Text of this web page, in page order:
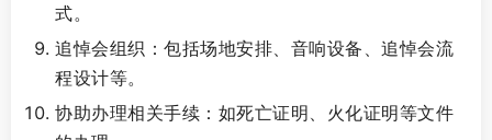
式。
追悼会组织：包括场地安排、音响设备、追悼会流
程设计等。
协助办理相关手续：如死亡证明、火化证明等文件